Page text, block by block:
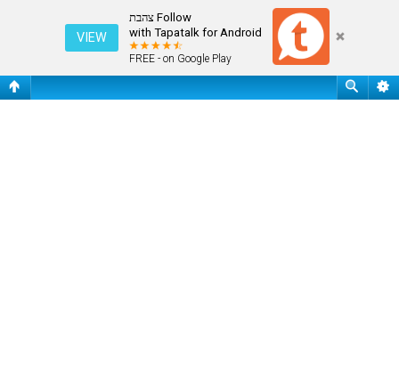
Follow צהבת
with Tapatalk for Android
FREE - on Google Play
VIEW
קטגוריית ארכיון